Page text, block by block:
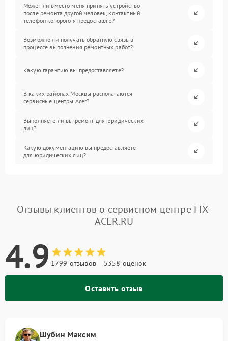
Может ли вместо меня принять устройство
после ремонта другой человек, контактный
телефон которого я предоставлю?
Возможно ли получать обратную связь в
процессе выполнения ремонтных работ?
Какую гарантию вы предоставляете?
В каких районах Москвы располагаются
сервисные центры Acer?
Выполняете ли вы ремонт для юридических
лиц?
Какую документацию вы предоставляете
для юридических лиц?
Отзывы клиентов о сервисном центре FIX-
ACER.RU
4.9 1799 отзывов 5358 оценок
Оставить отзыв
Шубин Максим